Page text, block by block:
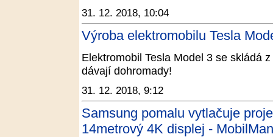
31. 12. 2018, 10:04
Výroba elektromobilu Tesla
Elektromobil Tesla Model 3 se skládá
dávají dohromady!
31. 12. 2018, 9:12
Samsung pomalu vytlačuje
14metrový 4K displej -